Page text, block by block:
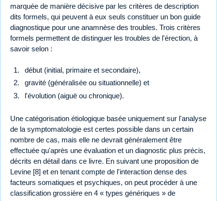
marquée de manière décisive par les critères de description
dits formels, qui peuvent à eux seuls constituer un bon guide
diagnostique pour une anamnèse des troubles. Trois critères
formels permettent de distinguer les troubles de l'érection, à
savoir selon :
début (initial, primaire et secondaire),
gravité (généralisée ou situationnelle) et
l'évolution (aiguë ou chronique).
Une catégorisation étiologique basée uniquement sur l'analyse
de la symptomatologie est certes possible dans un certain
nombre de cas, mais elle ne devrait généralement être
effectuée qu'après une évaluation et un diagnostic plus précis,
décrits en détail dans ce livre. En suivant une proposition de
Levine [8] et en tenant compte de l'interaction dense des
facteurs somatiques et psychiques, on peut procéder à une
classification grossière en 4 « types génériques » de